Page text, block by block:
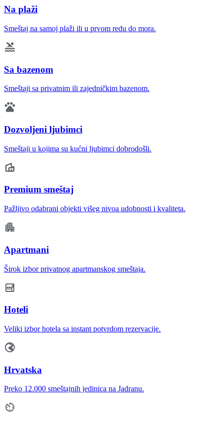
Na plaži
Smeštaj na samoj plaži ili u prvom redu do mora.
Sa bazenom
Smeštaji sa privatnim ili zajedničkim bazenom.
Dozvoljeni ljubimci
Smeštaji u kojima su kućni ljubimci dobrodošli.
Premium smeštaj
Pažljivo odabrani objekti višeg nivoa udobnosti i kvaliteta.
Apartmani
Širok izbor privatnog apartmanskog smeštaja.
Hoteli
Veliki izbor hotela sa instant potvrdom rezervacije.
Hrvatska
Preko 12.000 smeštajnih jedinica na Jadranu.